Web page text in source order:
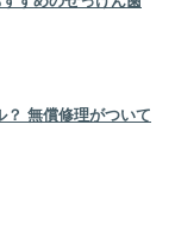
？ 無償修理がついて